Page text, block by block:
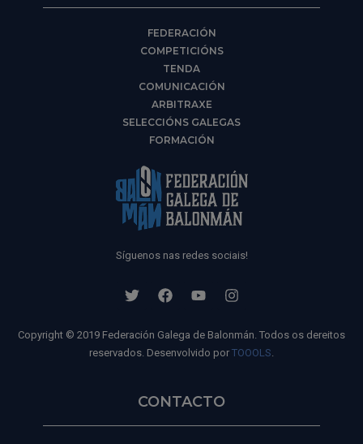
FEDERACIÓN
COMPETICIÓNS
TENDA
COMUNICACIÓN
ARBITRAXE
SELECCIÓNS GALEGAS
FORMACIÓN
Síguenos nas redes sociais!
Copyright © 2019 Federación Galega de Balonmán. Todos os dereitos
reservados. Desenvolvido por TOOOLS.
CONTACTO